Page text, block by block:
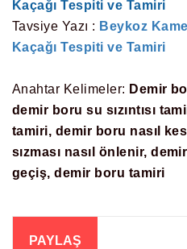
Kaçağı Tespiti ve Tamiri
Tavsiye Yazı : Beykoz
Kaçağı Tespiti ve Tamiri
Anahtar Kelimeler: Demir
demir boru su sızıntısı
tamiri, demir boru nasıl
sızması nasıl önlenir,
geçiş, demir boru tamiri
PAYLAŞ